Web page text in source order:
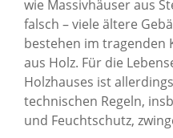
wie Massivhäuser aus
falsch – viele ältere
bestehen im tragenden
aus Holz. Für die
Holzhauses ist
technischen Regeln,
und Feuchtschutz,